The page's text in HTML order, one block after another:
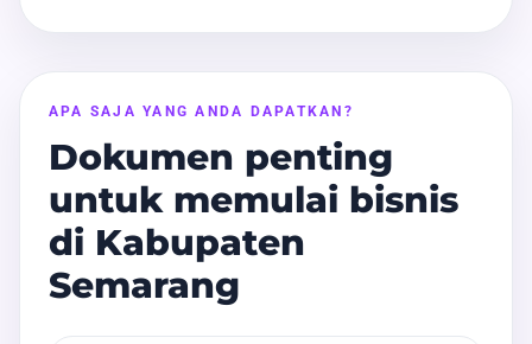
APA SAJA YANG ANDA DAPATKAN?
Dokumen penting
untuk memulai bisnis
di Kabupaten
Semarang